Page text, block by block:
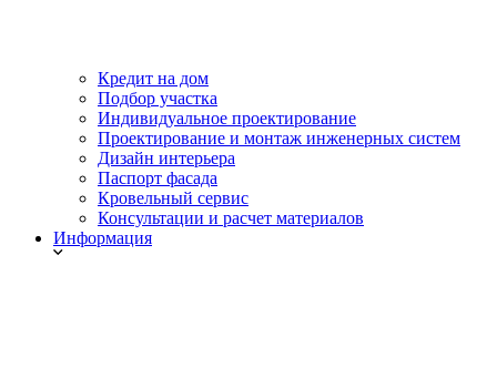
Кредит на дом
Подбор участка
Индивидуальное проектирование
Проектирование и монтаж инженерных систем
Дизайн интерьера
Паспорт фасада
Кровельный сервис
Консультации и расчет материалов
Информация